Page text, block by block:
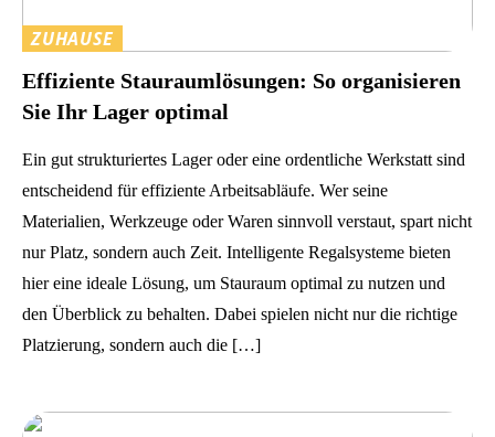
ZUHAUSE
Effiziente Stauraumlösungen: So organisieren
Sie Ihr Lager optimal
Ein gut strukturiertes Lager oder eine ordentliche Werkstatt sind
entscheidend für effiziente Arbeitsabläufe. Wer seine
Materialien, Werkzeuge oder Waren sinnvoll verstaut, spart nicht
nur Platz, sondern auch Zeit. Intelligente Regalsysteme bieten
hier eine ideale Lösung, um Stauraum optimal zu nutzen und
den Überblick zu behalten. Dabei spielen nicht nur die richtige
Platzierung, sondern auch die […]